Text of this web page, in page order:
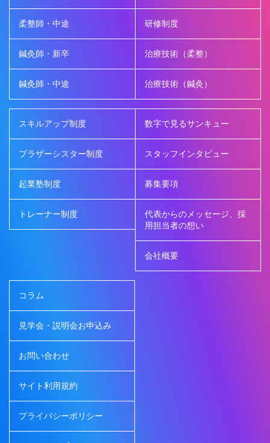
柔整師・中途
鍼灸師・新卒
鍼灸師・中途
研修制度
治療技術（柔整）
治療技術（鍼灸）
スキルアップ制度
ブラザーシスター制度
起業塾制度
トレーナー制度
数字で見るサンキュー
スタッフインタビュー
募集要項
代表からのメッセージ、採
用担当者の想い
会社概要
コラム
見学会・説明会お申込み
お問い合わせ
サイト利用規約
プライバシーポリシー